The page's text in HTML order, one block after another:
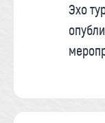
Эхо